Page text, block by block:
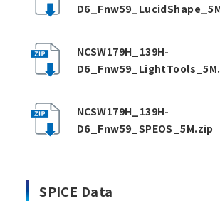
NCSW179H_139H-
NCSW179H_139H-
D6_Fnw59_SPEOS_5M.zip
SPICE Data